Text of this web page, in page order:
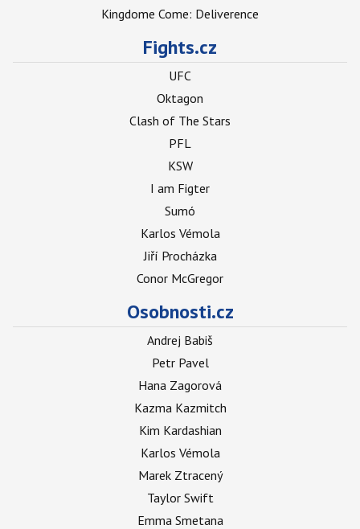
Kingdome Come: Deliverence
Fights.cz
UFC
Oktagon
Clash of The Stars
PFL
KSW
I am Figter
Sumó
Karlos Vémola
Jiří Procházka
Conor McGregor
Osobnosti.cz
Andrej Babiš
Petr Pavel
Hana Zagorová
Kazma Kazmitch
Kim Kardashian
Karlos Vémola
Marek Ztracený
Taylor Swift
Emma Smetana